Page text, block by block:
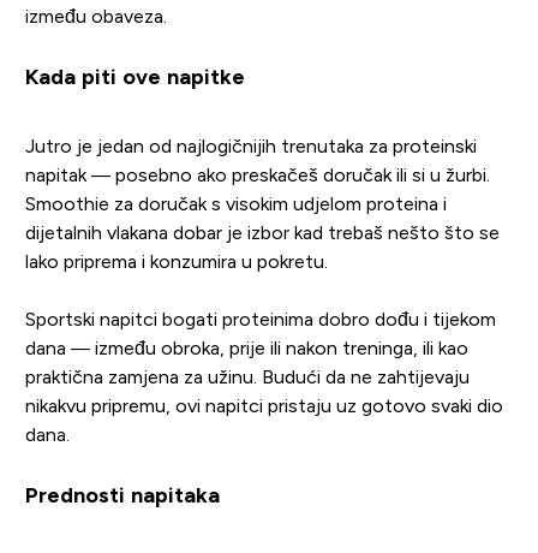
između obaveza.
Kada piti ove napitke
Jutro je jedan od najlogičnijih trenutaka za proteinski
napitak — posebno ako preskačeš doručak ili si u žurbi.
Smoothie za doručak s visokim udjelom proteina i
dijetalnih vlakana dobar je izbor kad trebaš nešto što se
lako priprema i konzumira u pokretu.
Sportski napitci bogati proteinima dobro dođu i tijekom
dana — između obroka, prije ili nakon treninga, ili kao
praktična zamjena za užinu. Budući da ne zahtijevaju
nikakvu pripremu, ovi napitci pristaju uz gotovo svaki dio
dana.
Prednosti napitaka